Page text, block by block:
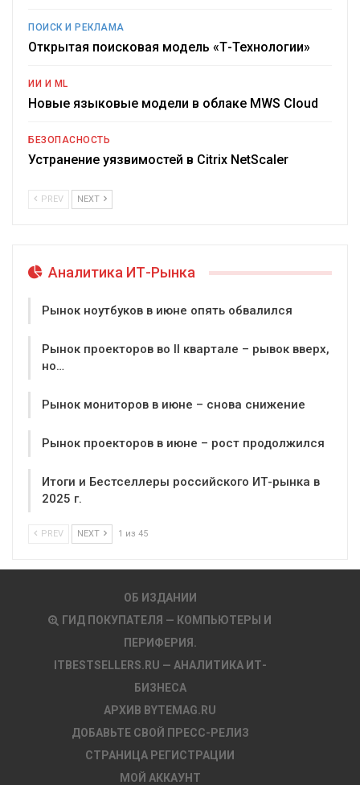
ПОИСК И РЕКЛАМА
Открытая поисковая модель «Т-Технологии»
ИИ И ML
Новые языковые модели в облаке MWS Cloud
БЕЗОПАСНОСТЬ
Устранение уязвимостей в Citrix NetScaler
PREV NEXT
Аналитика ИТ-Рынка
Рынок ноутбуков в июне опять обвалился
Рынок проекторов во II квартале – рывок вверх,
но…
Рынок мониторов в июне – снова снижение
Рынок проекторов в июне – рост продолжился
Итоги и Бестселлеры российского ИТ-рынка в
2025 г.
PREV NEXT 1 из 45
ОБ ИЗДАНИИ
ГИД ПОКУПАТЕЛЯ — КОМПЬЮТЕРЫ И
ПЕРИФЕРИЯ.
ITBESTSELLERS.RU — АНАЛИТИКА ИТ-
БИЗНЕСА
АРХИВ BYTEMAG.RU
ДОБАВЬТЕ СВОЙ ПРЕСС-РЕЛИЗ
СТРАНИЦА РЕГИСТРАЦИИ
МОЙ АККАУНТ